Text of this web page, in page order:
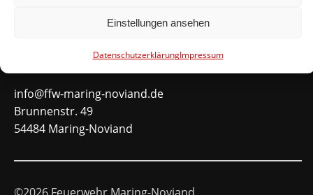
Einstellungen ansehen
DatenschutzerklärungImpressum
info@ffw-maring-noviand.de
Brunnenstr. 49
54484 Maring-Noviand
©2026 Feuerwehr Maring-Noviand